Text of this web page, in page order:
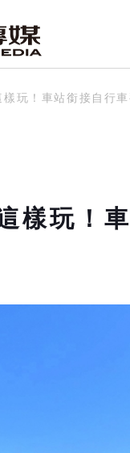
樣玩！車站銜接自行
樣玩！